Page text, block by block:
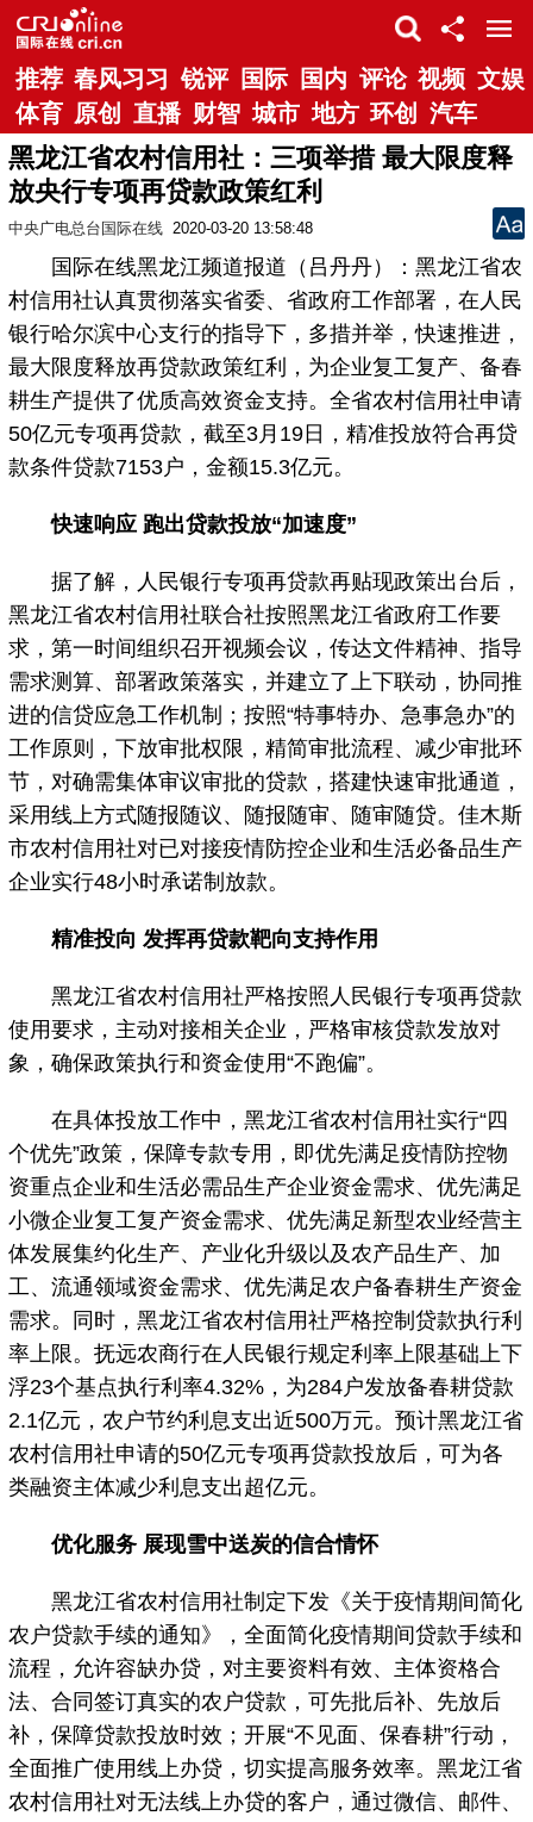
推荐 春风习习 锐评 国际 国内 评论 视频 文娱
体育 原创 直播 财智 城市 地方 环创 汽车
黑龙江省农村信用社：三项举措 最大限度释
放央行专项再贷款政策红利
中央广电总台国际在线 2020-03-20 13:58:48
国际在线黑龙江频道报道（吕丹丹）：黑龙江省农
村信用社认真贯彻落实省委、省政府工作部署，在人民
银行哈尔滨中心支行的指导下，多措并举，快速推进，
最大限度释放再贷款政策红利，为企业复工复产、备春
耕生产提供了优质高效资金支持。全省农村信用社申请
50亿元专项再贷款，截至3月19日，精准投放符合再贷
款条件贷款7153户，金额15.3亿元。
快速响应 跑出贷款投放“加速度”
据了解，人民银行专项再贷款再贴现政策出台后，
黑龙江省农村信用社联合社按照黑龙江省政府工作要
求，第一时间组织召开视频会议，传达文件精神、指导
需求测算、部署政策落实，并建立了上下联动，协同推
进的信贷应急工作机制；按照“特事特办、急事急办”的
工作原则，下放审批权限，精简审批流程、减少审批环
节，对确需集体审议审批的贷款，搭建快速审批通道，
采用线上方式随报随议、随报随审、随审随贷。佳木斯
市农村信用社对已对接疫情防控企业和生活必备品生产
企业实行48小时承诺制放款。
精准投向 发挥再贷款靶向支持作用
黑龙江省农村信用社严格按照人民银行专项再贷款
使用要求，主动对接相关企业，严格审核贷款发放对
象，确保政策执行和资金使用“不跑偏”。
在具体投放工作中，黑龙江省农村信用社实行“四
个优先”政策，保障专款专用，即优先满足疫情防控物
资重点企业和生活必需品生产企业资金需求、优先满足
小微企业复工复产资金需求、优先满足新型农业经营主
体发展集约化生产、产业化升级以及农产品生产、加
工、流通领域资金需求、优先满足农户备春耕生产资金
需求。同时，黑龙江省农村信用社严格控制贷款执行利
率上限。抚远农商行在人民银行规定利率上限基础上下
浮23个基点执行利率4.32%，为284户发放备春耕贷款
2.1亿元，农户节约利息支出近500万元。预计黑龙江省
农村信用社申请的50亿元专项再贷款投放后，可为各
类融资主体减少利息支出超亿元。
优化服务 展现雪中送炭的信合情怀
黑龙江省农村信用社制定下发《关于疫情期间简化
农户贷款手续的通知》，全面简化疫情期间贷款手续和
流程，允许容缺办贷，对主要资料有效、主体资格合
法、合同签订真实的农户贷款，可先批后补、先放后
补，保障贷款投放时效；开展“不见面、保春耕”行动，
全面推广使用线上办贷，切实提高服务效率。黑龙江省
农村信用社对无法线上办贷的客户，通过微信、邮件、